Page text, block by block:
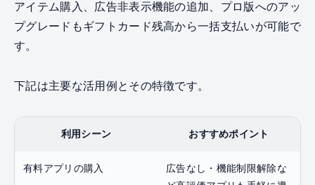
アイテム購入、広告非表示機能の追加、プロ版へのアッ
プグレードもギフトカード残高から一括支払いが可能で
す。
下記は主要な活用例とその特徴です。
利用シーン おすすめポイント
有料アプリの購入
広告なし・機能制限解除な